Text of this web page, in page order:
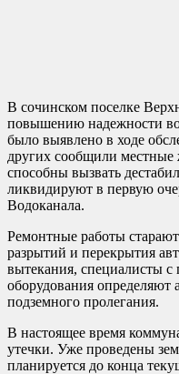
В сочинском поселке
повышению надежности
было выявлено в ходе
других сообщили местные
способны вызвать
ликвидируют в первую
Водоканала.
Ремонтные работы
разрытий и перекрытия
вытекания, специалисты с
оборудования определяют
подземного пролегания.
В настоящее время
утечки. Уже проведены
планируется до конца